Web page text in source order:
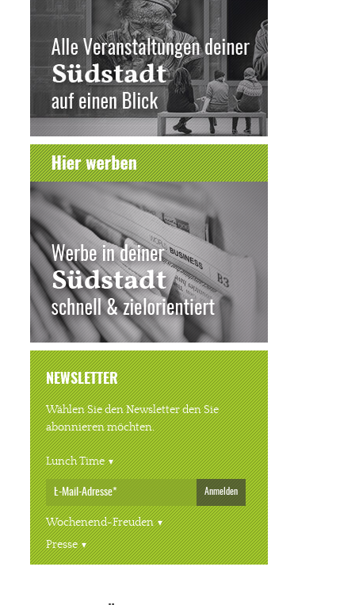
NEWSLETTER
Wählen Sie den Newsletter den Sie
abonnieren möchten.
Lunch Time
Anmelden
Wochenend-Freuden
Presse